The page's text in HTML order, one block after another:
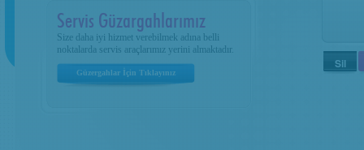
Servis Güzargahlarımız
Size daha iyi hizmet verebilmek adına belli
noktalarda servis araçlarımız yerini almaktadır.
Güzergahlar İçin Tıklayınız